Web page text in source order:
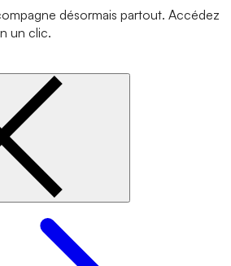
désormais partout. Accédez
un clic.